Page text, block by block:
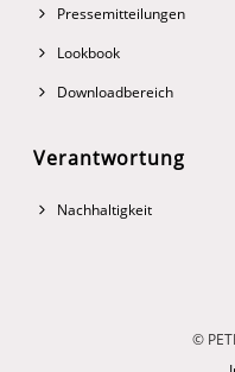
Pressemitteilungen
Lookbook
Downloadbereich
Verantwortung
Nachhaltigkeit
©